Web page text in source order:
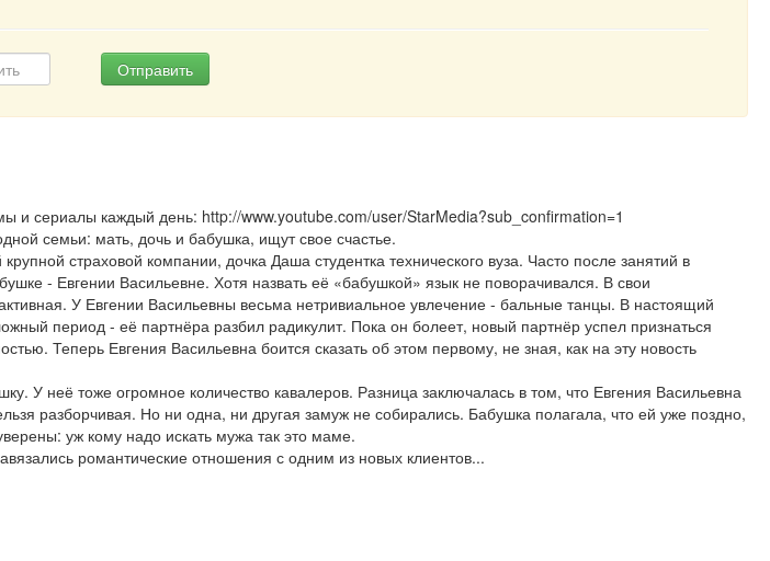
Отправить
и сериалы каждый день: http://www.youtube.com/user/StarMedia?sub_confirmation=1
семьи: мать, дочь и бабушка, ищут свое счастье.
страховой компании, дочка Даша студентка технического вуза. Часто после занятий в
- Евгении Васильевне. Хотя назвать её «бабушкой» язык не поворачивался. В свои
У Евгении Васильевны весьма нетривиальное увлечение - бальные танцы. В настоящий
период - её партнёра разбил радикулит. Пока он болеет, новый партнёр успел признаться
Теперь Евгения Васильевна боится сказать об этом первому, не зная, как на эту новость
У неё тоже огромное количество кавалеров. Разница заключалась в том, что Евгения Васильевна
разборчивая. Но ни одна, ни другая замуж не собирались. Бабушка полагала, что ей уже поздно,
уж кому надо искать мужа так это маме.
романтические отношения с одним из новых клиентов...